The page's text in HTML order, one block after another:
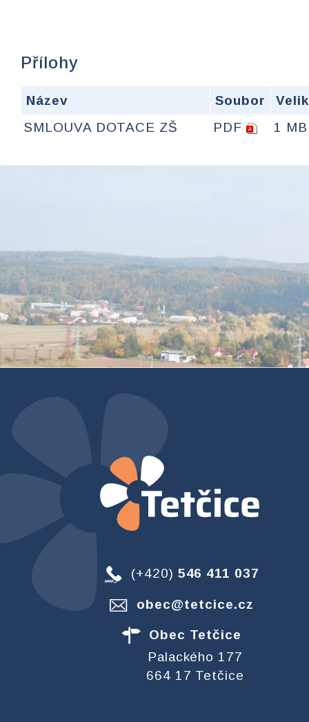
Přílohy
Název Soubor
SMLOUVA DOTACE ZŠ
PDF 1 MB
(+420) 546 411 037
obec@tetcice.cz
Obec Tetčice
Palackého 177
664 17 Tetčice